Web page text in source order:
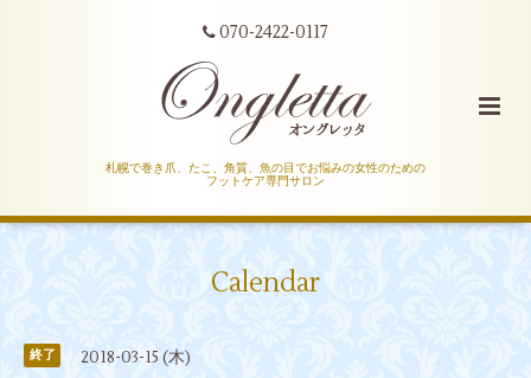
070-2422-0117
札幌で巻き爪、たこ、角質、魚の目でお悩みの女性のための
フットケア専門サロン
Calendar
終了 2018-03-15 (木)